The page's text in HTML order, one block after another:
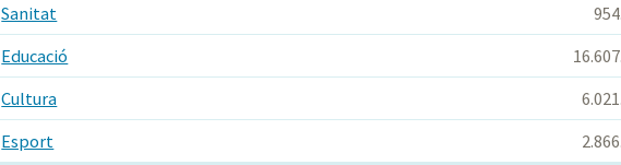
Sanitat
Educació
Cultura
Esport